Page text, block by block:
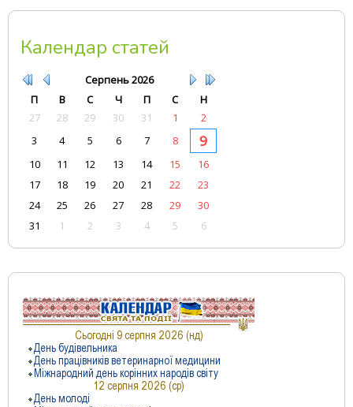
Календар статей
Серпень2026
П
В С Ч П С
Н
27
28 29 30 31 1
2
3
4 5 6 7 8 9
10 11 12 13 14 15
16
17
18 19 20 21 22
23
24
25 26 27 28 29
30
31
1 2 3 4 5 6